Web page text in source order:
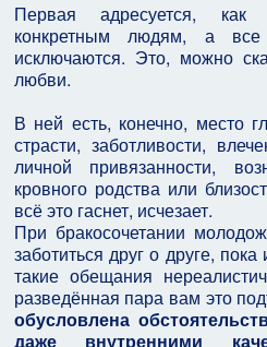
Первая адресуется, как
конкретным людям, а
исключаются. Это, можно
любви.
В ней есть, конечно, место
страсти, заботливости,
личной привязанности,
кровного родства или
всё это гаснет, исчезает.
При бракосочетании
заботиться друг о друге,
такие обещания
разведённая пара вам это
обусловлена
даже внутренними